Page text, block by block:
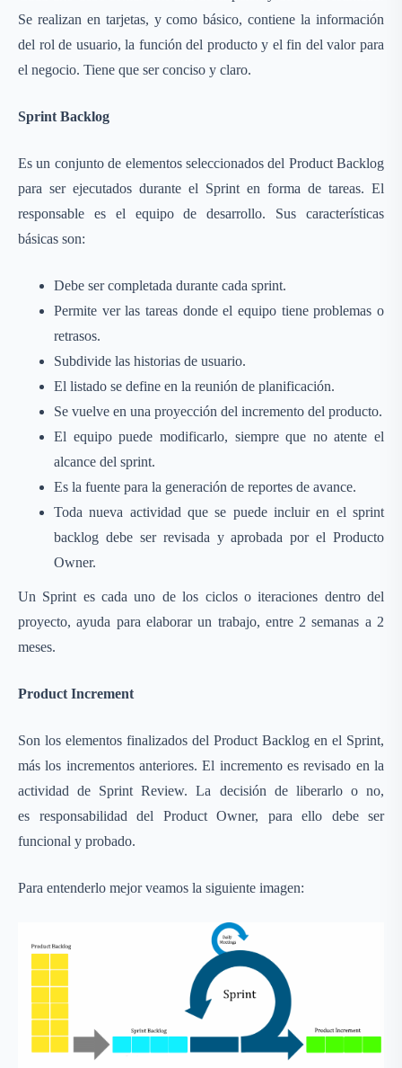
Se realizan en tarjetas, y como básico, contiene la información
del rol de usuario, la función del producto y el fin del valor para
el negocio. Tiene que ser conciso y claro.
Sprint Backlog
Es un conjunto de elementos seleccionados del Product Backlog
para ser ejecutados durante el Sprint en forma de tareas. El
responsable es el equipo de desarrollo. Sus características
básicas son:
Debe ser completada durante cada sprint.
Permite ver las tareas donde el equipo tiene problemas o
retrasos.
Subdivide las historias de usuario.
El listado se define en la reunión de planificación.
Se vuelve en una proyección del incremento del producto.
El equipo puede modificarlo, siempre que no atente el
alcance del sprint.
Es la fuente para la generación de reportes de avance.
Toda nueva actividad que se puede incluir en el sprint
backlog debe ser revisada y aprobada por el Producto
Owner.
Un Sprint es cada uno de los ciclos o iteraciones dentro del
proyecto, ayuda para elaborar un trabajo, entre 2 semanas a 2
meses.
Product Increment
Son los elementos finalizados del Product Backlog en el Sprint,
más los incrementos anteriores. El incremento es revisado en la
actividad de Sprint Review. La decisión de liberarlo o no,
es responsabilidad del Product Owner, para ello debe ser
funcional y probado.
Para entenderlo mejor veamos la siguiente imagen: